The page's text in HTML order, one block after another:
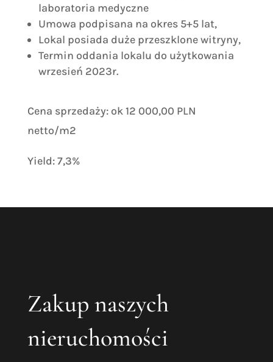
laboratoria medyczne
Umowa podpisana na okres 5+5 lat,
Lokal posiada duże przeszklone witryny,
Termin oddania lokalu do użytkowania
wrzesień 2023r.
Cena sprzedaży: ok 12 000,00 PLN
netto/m2
Yield: 7,3%
Zakup naszych
nieruchomości